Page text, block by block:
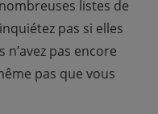
listes de
pas si elles
pas encore
pas que vous